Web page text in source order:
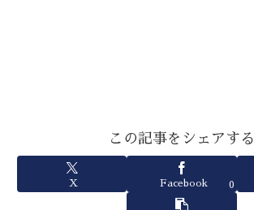
この記事をシェアする
X Facebook 0